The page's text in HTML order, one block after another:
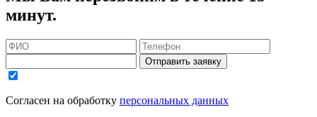
минут.
Отправить заявку
Согласен на обработку персональных данных